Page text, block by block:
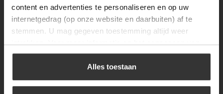
content en advertenties te personaliseren en op uw
internetgedrag (op onze website en daarbuiten) af te
stemmen. U mag gegeven toestemming altijd weer
intrekken. Voor meer informatie en het aanpassen van
uw keuze op onze website verwijzen wij u naar ons
Alles toestaan
Zaterdag
09:30 tot 12:00
Zondag
Gesloten
Navigatie